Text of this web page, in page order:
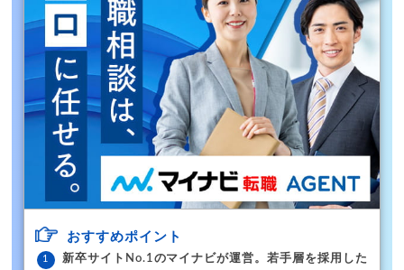
おすすめポイント
新卒サイトNo.1のマイナビが運営。若手層を採用した